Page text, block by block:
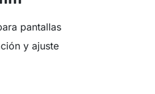
pantallas
y ajuste